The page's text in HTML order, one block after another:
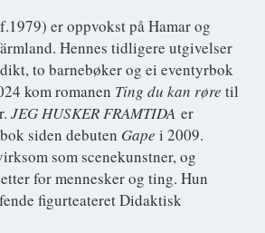
er oppvokst på Hamar og
Hennes tidligere utgivelser
to barnebøker og ei eventyrbok
kom romanen Ting du kan røre til
JEG HUSKER FRAMTIDA er
siden debuten Gape i 2009.
som scenekunstner, og
for mennesker og ting. Hun
figurteateret Didaktisk